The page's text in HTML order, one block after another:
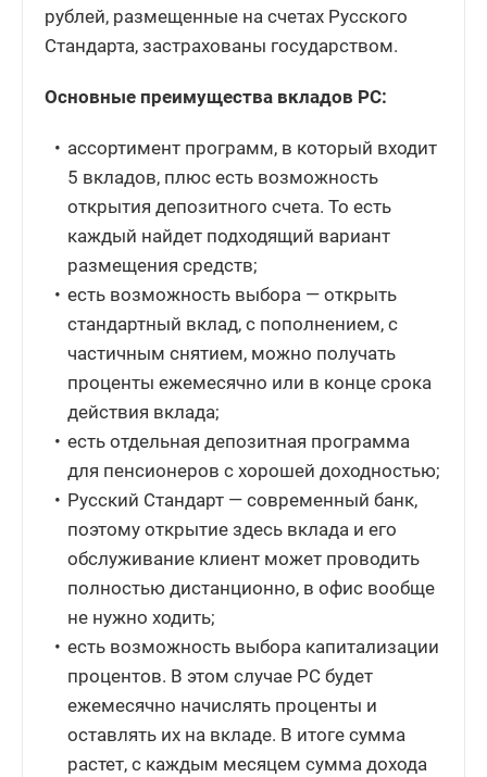
рублей, размещенные на счетах Русского
Стандарта, застрахованы государством.
Основные преимущества вкладов РС:
ассортимент программ, в который входит
5 вкладов, плюс есть возможность
открытия депозитного счета. То есть
каждый найдет подходящий вариант
размещения средств;
есть возможность выбора — открыть
стандартный вклад, с пополнением, с
частичным снятием, можно получать
проценты ежемесячно или в конце срока
действия вклада;
есть отдельная депозитная программа
для пенсионеров с хорошей доходностью;
Русский Стандарт — современный банк,
поэтому открытие здесь вклада и его
обслуживание клиент может проводить
полностью дистанционно, в офис вообще
не нужно ходить;
есть возможность выбора капитализации
процентов. В этом случае РС будет
ежемесячно начислять проценты и
оставлять их на вкладе. В итоге сумма
растет, с каждым месяцем сумма дохода